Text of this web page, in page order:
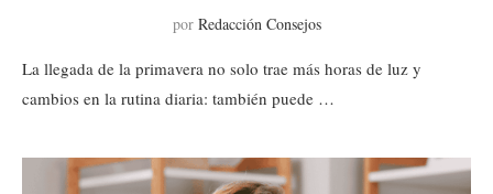
por Redacción Consejos
La llegada de la primavera no solo trae más horas de luz y
cambios en la rutina diaria: también puede …